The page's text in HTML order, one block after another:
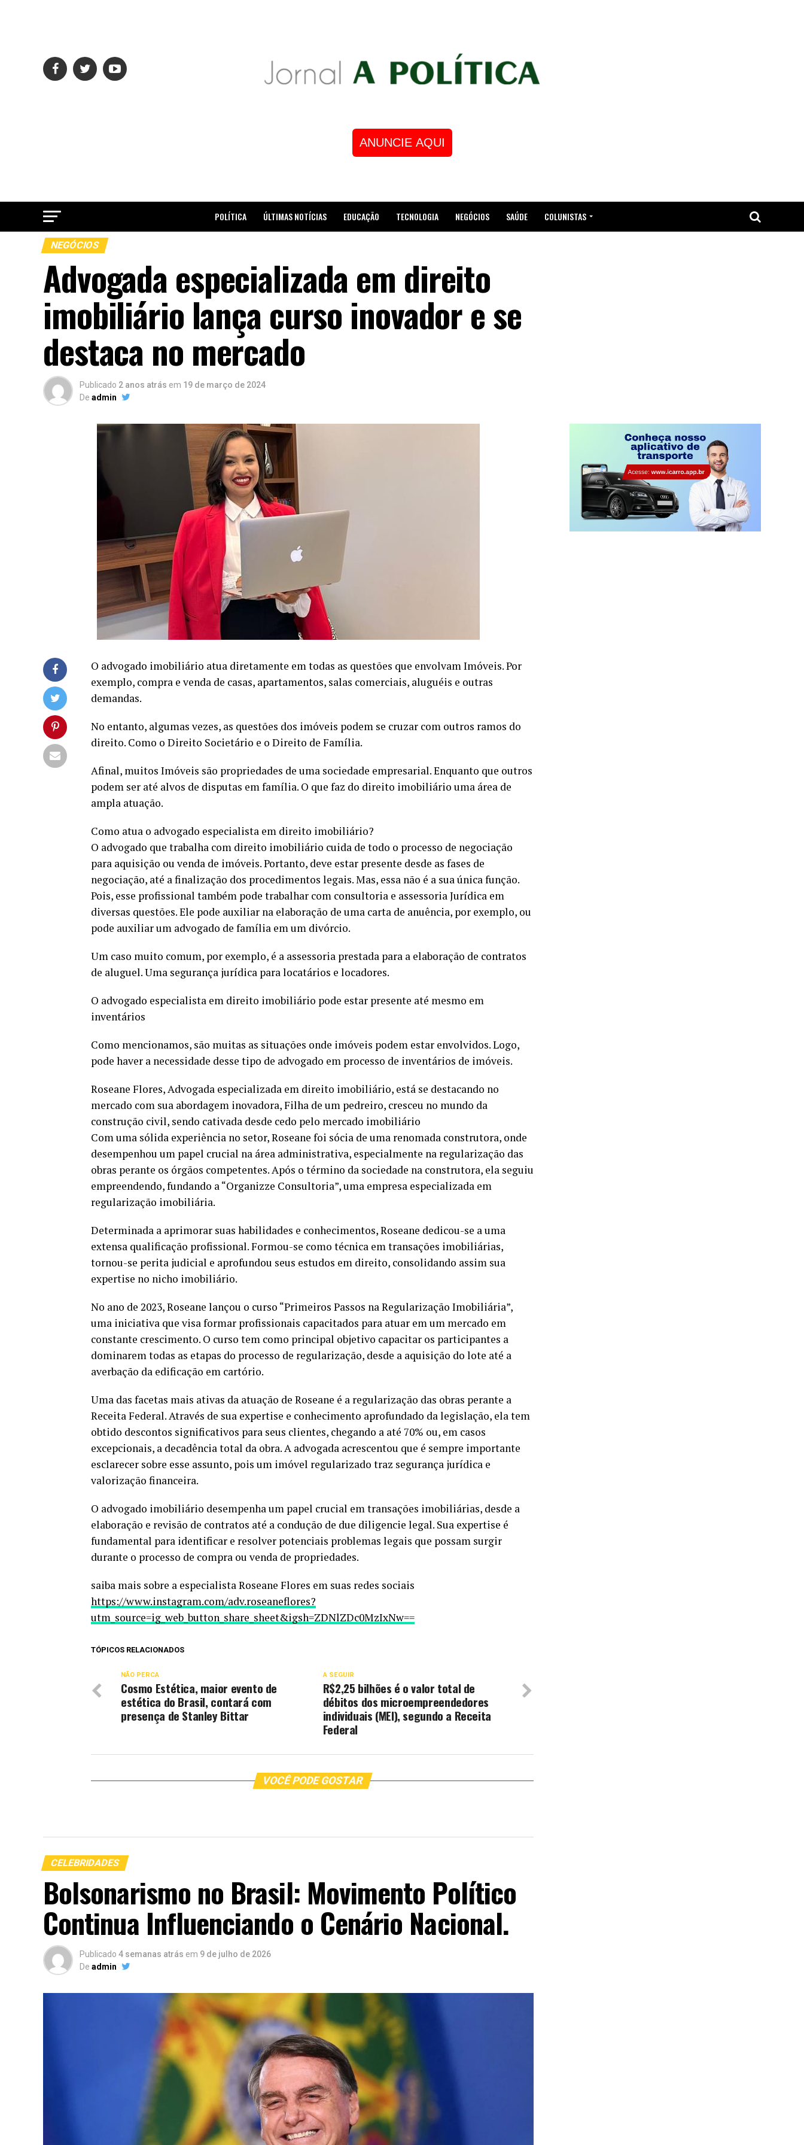
ANUNCIE AQUI
POLÍTICA ÚLTIMAS NOTÍCIAS EDUCAÇÃO TECNOLOGIA NEGÓCIOS SAÚDE COLUNISTAS
NEGÓCIOS
Advogada especializada em direito
imobiliário lança curso inovador e se
destaca no mercado
Publicado 2 anos atrás em 19 de março de 2024
De admin
O advogado imobiliário atua diretamente em todas as questões que envolvam Imóveis. Por
exemplo, compra e venda de casas, apartamentos, salas comerciais, aluguéis e outras
demandas.
No entanto, algumas vezes, as questões dos imóveis podem se cruzar com outros ramos do
direito. Como o Direito Societário e o Direito de Família.
Afinal, muitos Imóveis são propriedades de uma sociedade empresarial. Enquanto que outros
podem ser até alvos de disputas em família. O que faz do direito imobiliário uma área de
ampla atuação.
Como atua o advogado especialista em direito imobiliário?
O advogado que trabalha com direito imobiliário cuida de todo o processo de negociação
para aquisição ou venda de imóveis. Portanto, deve estar presente desde as fases de
negociação, até a finalização dos procedimentos legais. Mas, essa não é a sua única função.
Pois, esse profissional também pode trabalhar com consultoria e assessoria Jurídica em
diversas questões. Ele pode auxiliar na elaboração de uma carta de anuência, por exemplo, ou
pode auxiliar um advogado de família em um divórcio.
Um caso muito comum, por exemplo, é a assessoria prestada para a elaboração de contratos
de aluguel. Uma segurança jurídica para locatários e locadores.
O advogado especialista em direito imobiliário pode estar presente até mesmo em
inventários
Como mencionamos, são muitas as situações onde imóveis podem estar envolvidos. Logo,
pode haver a necessidade desse tipo de advogado em processo de inventários de imóveis.
Roseane Flores, Advogada especializada em direito imobiliário, está se destacando no
mercado com sua abordagem inovadora, Filha de um pedreiro, cresceu no mundo da
construção civil, sendo cativada desde cedo pelo mercado imobiliário
Com uma sólida experiência no setor, Roseane foi sócia de uma renomada construtora, onde
desempenhou um papel crucial na área administrativa, especialmente na regularização das
obras perante os órgãos competentes. Após o término da sociedade na construtora, ela seguiu
empreendendo, fundando a “Organizze Consultoria”, uma empresa especializada em
regularização imobiliária.
Determinada a aprimorar suas habilidades e conhecimentos, Roseane dedicou-se a uma
extensa qualificação profissional. Formou-se como técnica em transações imobiliárias,
tornou-se perita judicial e aprofundou seus estudos em direito, consolidando assim sua
expertise no nicho imobiliário.
No ano de 2023, Roseane lançou o curso “Primeiros Passos na Regularização Imobiliária”,
uma iniciativa que visa formar profissionais capacitados para atuar em um mercado em
constante crescimento. O curso tem como principal objetivo capacitar os participantes a
dominarem todas as etapas do processo de regularização, desde a aquisição do lote até a
averbação da edificação em cartório.
Uma das facetas mais ativas da atuação de Roseane é a regularização das obras perante a
Receita Federal. Através de sua expertise e conhecimento aprofundado da legislação, ela tem
obtido descontos significativos para seus clientes, chegando a até 70% ou, em casos
excepcionais, a decadência total da obra. A advogada acrescentou que é sempre importante
esclarecer sobre esse assunto, pois um imóvel regularizado traz segurança jurídica e
valorização financeira.
O advogado imobiliário desempenha um papel crucial em transações imobiliárias, desde a
elaboração e revisão de contratos até a condução de due diligencie legal. Sua expertise é
fundamental para identificar e resolver potenciais problemas legais que possam surgir
durante o processo de compra ou venda de propriedades.
saiba mais sobre a especialista Roseane Flores em suas redes sociais
https://www.instagram.com/adv.roseaneflores?
utm_source=ig_web_button_share_sheet&igsh=ZDNlZDc0MzIxNw==
TÓPICOS RELACIONADOS
A SEGUIR
R$2,25 bilhões é o valor total de
débitos dos microempreendedores
individuais (MEI), segundo a Receita
Federal
NÃO PERCA
Cosmo Estética, maior evento de
estética do Brasil, contará com
presença de Stanley Bittar
VOCÊ PODE GOSTAR
CELEBRIDADES
Bolsonarismo no Brasil: Movimento Político
Continua Influenciando o Cenário Nacional.
Publicado 4 semanas atrás em 9 de julho de 2026
De admin